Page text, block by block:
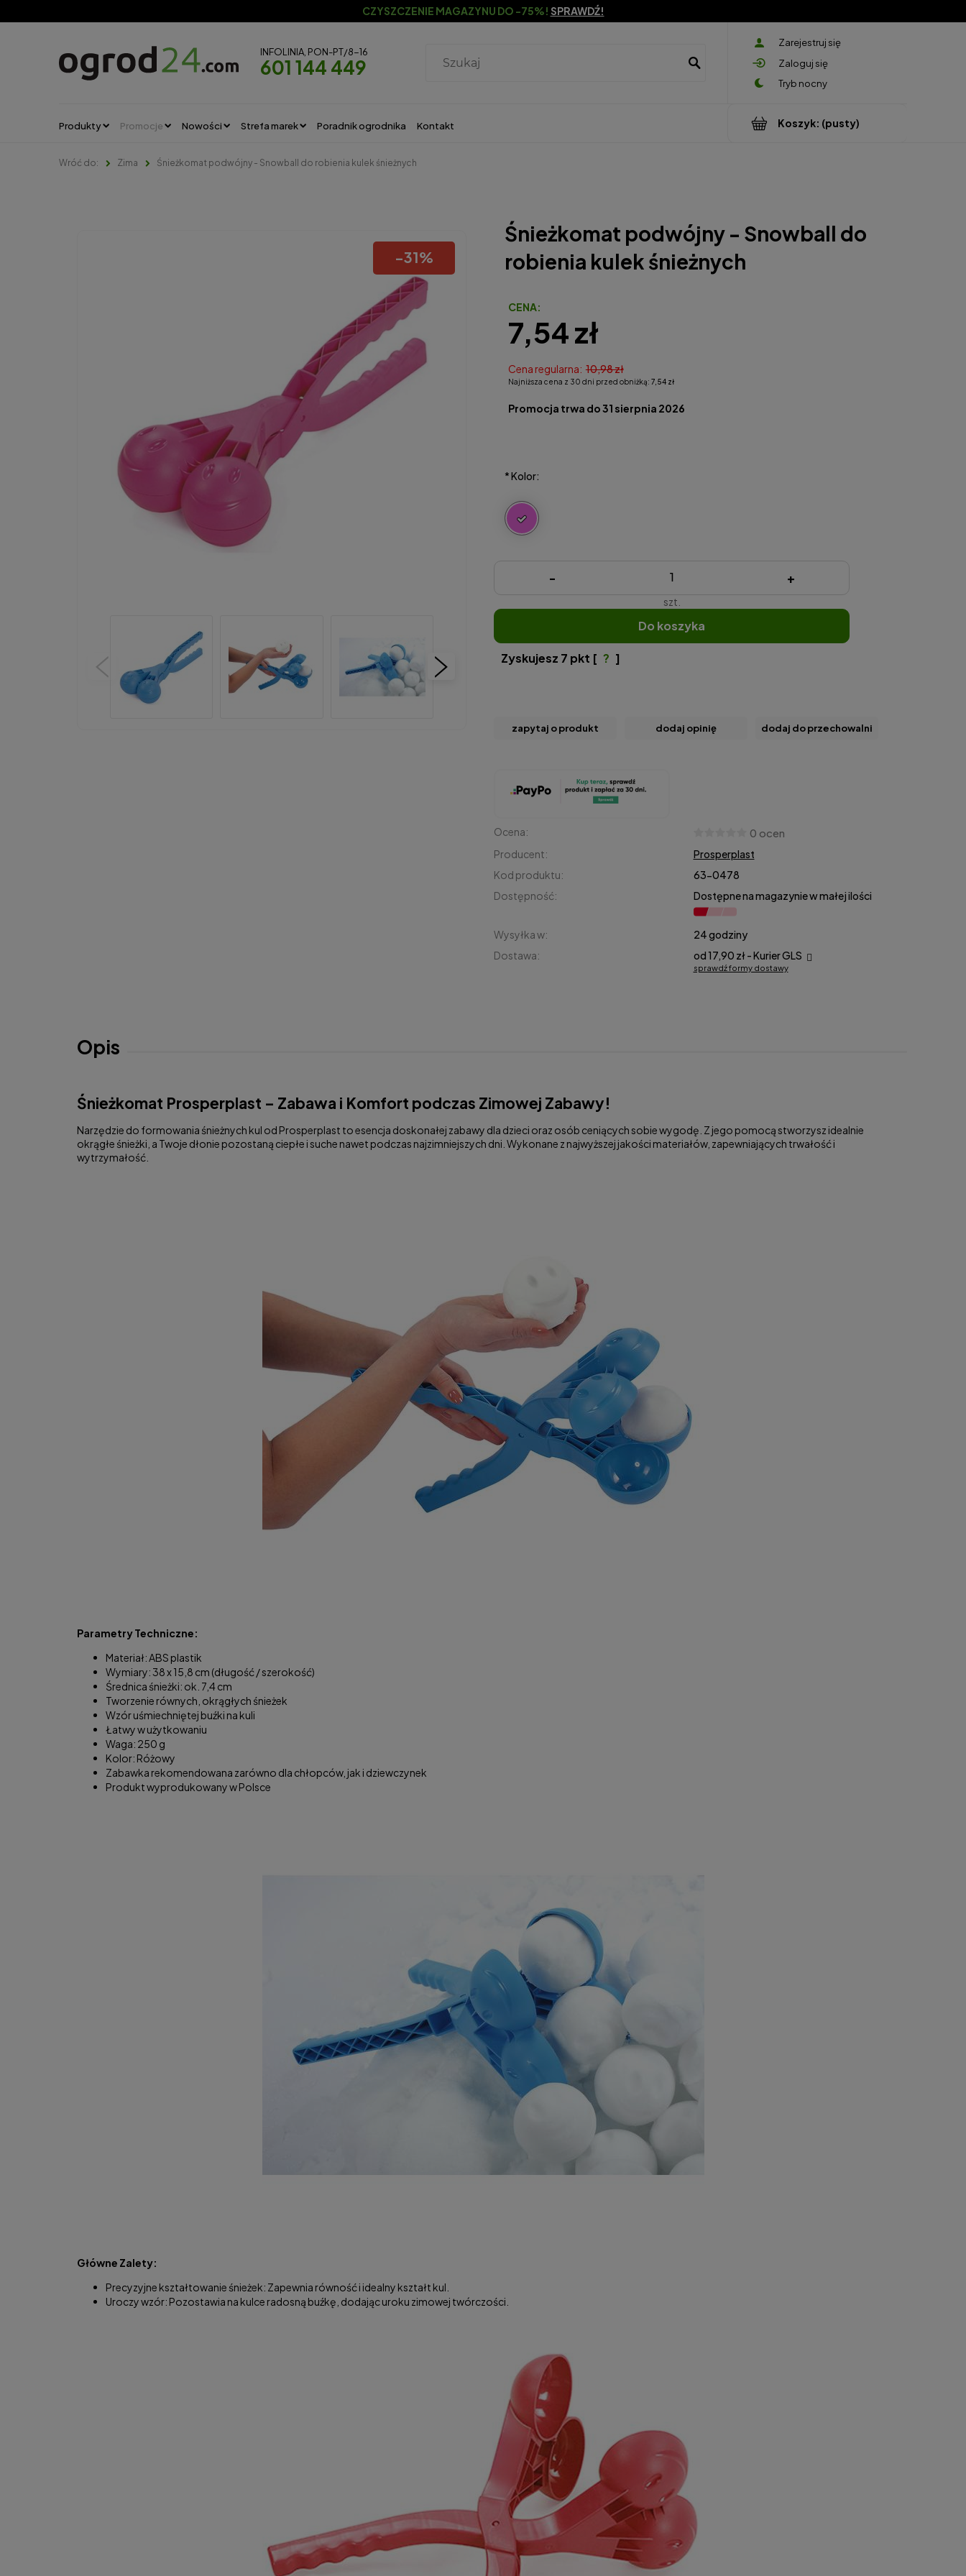
CZYSZCZENIE MAGAZYNU DO -75%! SPRAWDŹ!
Zarejestruj się
Zaloguj się
INFOLINIA, PON-PT/8-16
601 144 449
Koszyk: (pusty)
Produkty Promocje Nowości Strefa marek Poradnik ogrodnika Kontakt
Zima Śnieżkomat podwójny - Snowball do robienia kulek śnieżnych
Śnieżkomat podwójny - Snowball do
robienia kulek śnieżnych
-31%
Ocena: 0 ocen
Producent:
Prosperplast
Kod produktu:
63-0478
Dostępność:
Dostępne na magazynie w małej ilości
Wysyłka w:
24 godziny
Dostawa:
od 17,90 zł- Kurier GLS
sprawdź formy dostawy
CENA:
7,54 zł
Cena regularna: 10,98 zł
Najniższa cena z 30 dni przed obniżką: 7,54 zł
Promocja trwa do 31 sierpnia 2026
*Kolor:
- +
szt.
do koszyka
Zyskujesz 7 pkt [ ? ]
zapytaj o produkt dodaj opinię dodaj do przechowalni
Opis
Śnieżkomat Prosperplast – Zabawa i Komfort podczas Zimowej Zabawy!
Narzędzie do formowania śnieżnych kul od Prosperplast to esencja doskonałej zabawy dla dzieci oraz osób ceniących sobie wygodę. Z jego pomocą stworzysz idealnie
okrągłe śnieżki, a Twoje dłonie pozostaną ciepłe i suche nawet podczas najzimniejszych dni. Wykonane z najwyższej jakości materiałów, zapewniających trwałość i
wytrzymałość.
Parametry Techniczne:
Materiał: ABS plastik
Wymiary: 38 x 15,8 cm (długość / szerokość)
Średnica śnieżki: ok. 7,4 cm
Tworzenie równych, okrągłych śnieżek
Wzór uśmiechniętej buźki na kuli
Łatwy w użytkowaniu
Waga: 250 g
Kolor: Różowy
Zabawka rekomendowana zarówno dla chłopców, jak i dziewczynek
Produkt wyprodukowany w Polsce
Główne Zalety:
Precyzyjne kształtowanie śnieżek: Zapewnia równość i idealny kształt kul.
Uroczy wzór: Pozostawia na kulce radosną buźkę, dodając uroku zimowej twórczości.